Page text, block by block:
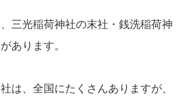
三光稲荷神社の末社・銭洗稲荷神
あります。
は、全国にたくさんありますが、